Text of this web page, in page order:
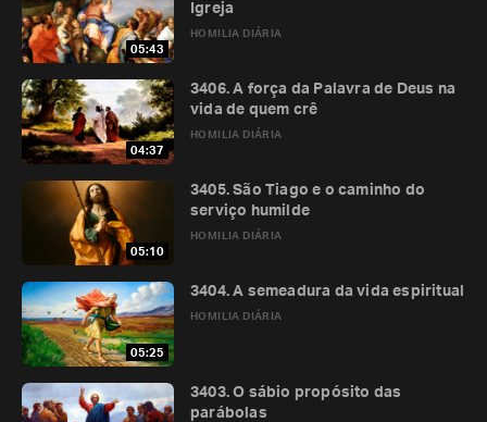
05:43
HOMILIA DIÁRIA
Igreja
04:37
HOMILIA DIÁRIA
3406. A força da Palavra de Deus na
vida de quem crê
05:10
HOMILIA DIÁRIA
3405. São Tiago e o caminho do
serviço humilde
05:25
HOMILIA DIÁRIA
3404. A semeadura da vida espiritual
3403. O sábio propósito das
parábolas